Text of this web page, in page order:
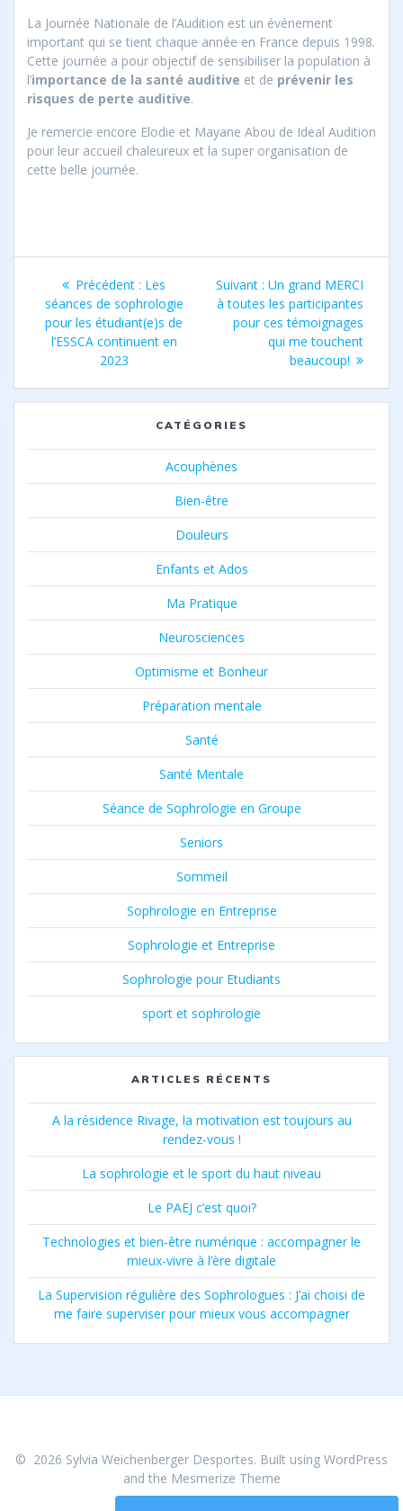
La Journée Nationale de l’Audition est un événement
important qui se tient chaque année en France depuis 1998.
Cette journée a pour objectif de sensibiliser la population à
l’importance de la santé auditive et de prévenir les
risques de perte auditive.
Je remercie encore Elodie et Mayane Abou de Ideal Audition
pour leur accueil chaleureux et la super organisation de
cette belle journée.
Navigation
de
l’article
Précédent : Article
précédent
:
Les
séances de sophrologie
pour les étudiant(e)s de
l’ESSCA continuent en
2023
Suivant : Article
suivant
:
Un grand MERCI
à toutes les participantes
pour ces témoignages
qui me touchent
beaucoup!
CATÉGORIES
Acouphènes
Bien-être
Douleurs
Enfants et Ados
Ma Pratique
Neurosciences
Optimisme et Bonheur
Préparation mentale
Santé
Santé Mentale
Séance de Sophrologie en Groupe
Seniors
Sommeil
Sophrologie en Entreprise
Sophrologie et Entreprise
Sophrologie pour Etudiants
sport et sophrologie
ARTICLES RÉCENTS
A la résidence Rivage, la motivation est toujours au
rendez-vous !
La sophrologie et le sport du haut niveau
Le PAEJ c’est quoi?
Technologies et bien-être numérique : accompagner le
mieux-vivre à l’ère digitale
La Supervision régulière des Sophrologues : J’ai choisi de
me faire superviser pour mieux vous accompagner
© 2026 Sylvia Weichenberger Desportes. Built using WordPress
and the Mesmerize Theme